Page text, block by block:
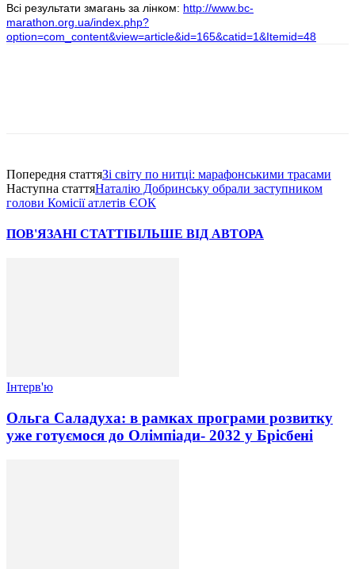
Всі результати змагань за лінком: http://www.bc-
marathon.org.ua/index.php?
option=com_content&view=article&id=165&catid=1&Itemid=48
Попередня статтяЗі світу по нитці: марафонськими трасами
Наступна статтяНаталію Добринську обрали заступником
голови Комісії атлетів ЄОК
ПОВ'ЯЗАНІ СТАТТІБІЛЬШЕ ВІД АВТОРА
Інтерв'ю
Ольга Саладуха: в рамках програми розвитку
уже готуємося до Олімпіади- 2032 у Брісбені